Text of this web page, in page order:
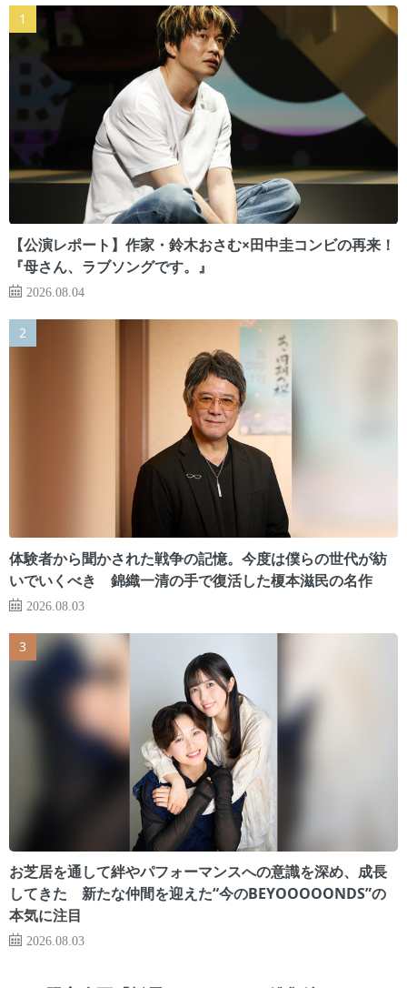
【公演レポート】作家・鈴木おさむ×田中圭コンビの再来！
『母さん、ラブソングです。』
2026.08.04
体験者から聞かされた戦争の記憶。今度は僕らの世代が紡
いでいくべき 錦織一清の手で復活した榎本滋民の名作
2026.08.03
お芝居を通して絆やパフォーマンスへの意識を深め、成長
してきた 新たな仲間を迎えた“今のBEYOOOOONDS”の
本気に注目
2026.08.03